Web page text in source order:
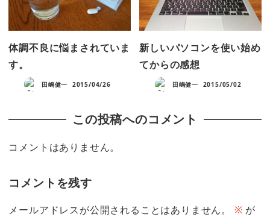
体調不良に悩まされていま
す。
田嶋健一 2015/04/26
新しいパソコンを使い始め
てからの感想
田嶋健一 2015/05/02
この投稿へのコメント
コメントはありません。
コメントを残す
メールアドレスが公開されることはありません。 ※ が